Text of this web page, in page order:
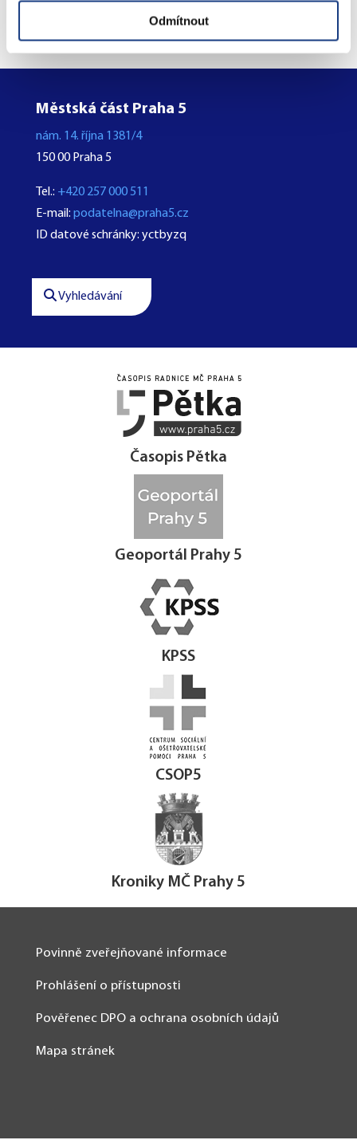
Odmítnout
Městská část Praha 5
nám. 14. října 1381/4
150 00 Praha 5
Tel.: +420 257 000 511
E-mail: podatelna@praha5.cz
ID datové schránky: yctbyzq
Vyhledávání
 
Časopis Pětka
Geoportál Prahy 5
KPSS
CSOP5
Kroniky MČ Prahy 5
Povinně zveřejňované informace
Prohlášení o přístupnosti
Pověřenec DPO a ochrana osobních údajů
Mapa stránek